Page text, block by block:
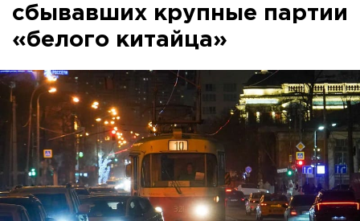
сбывавших крупные партии
«белого китайца»